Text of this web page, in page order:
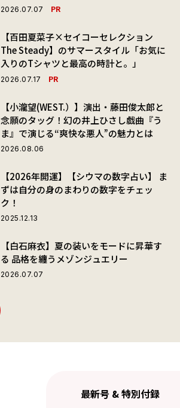
2026.07.07 PR
【百田夏菜子×セイコーセレクション
The Steady】のサマースタイル「お気に
入りのTシャツと最高の時計と。」
2026.07.17 PR
【小瀧望(WEST.）】演出・藤田俊太郎と
念願のタッグ！幻の井上ひさし戯曲『う
ま』で演じる“爽快な悪人”の魅力とは
2026.08.06
【2026年開運】【シウマの数字占い】 ま
ずは自分の身のまわりの数字をチェッ
ク！
2025.12.13
【白石麻衣】夏の装いをモードに昇華す
る 品格を纏うメゾンジュエリー
2026.07.07
最新号 & 特別付録